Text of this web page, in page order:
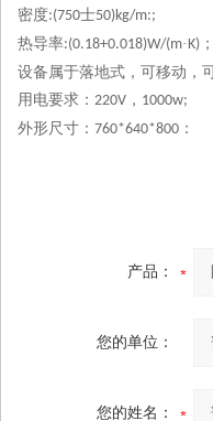
密度:(750士50)kg/m:;
热导率:(0.18+0.018)W/(m·K) ；
设备属于落地式，可移动，
用电要求： 220V ， 1000w;
外形尺寸： 760*640*800 ：
产品：
您的单位：
您的姓名：